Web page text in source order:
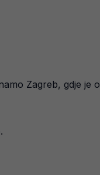
Zagreb, gdje je